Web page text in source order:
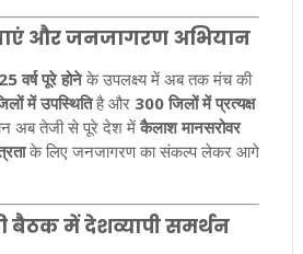
और जनजागरण अभियान
25 वर्ष पूरे होनेके उपलक्ष्य में अब तक मंच की
में उपस्थितिहै और 300 जिलों में प्रत्यक्ष
अब तेजी से पूरे देश में कैलाश मानसरोवर
के लिए जनजागरण का संकल्प लेकर आगे
बैठक में देशव्यापी समर्थन